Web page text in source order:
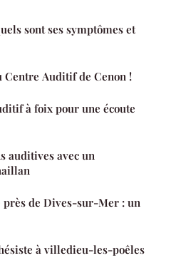
sont ses symptômes et
Centre Auditif de Cenon !
à foix pour une écoute
auditives avec un
de Dives-sur-Mer : un
à villedieu-les-poêles